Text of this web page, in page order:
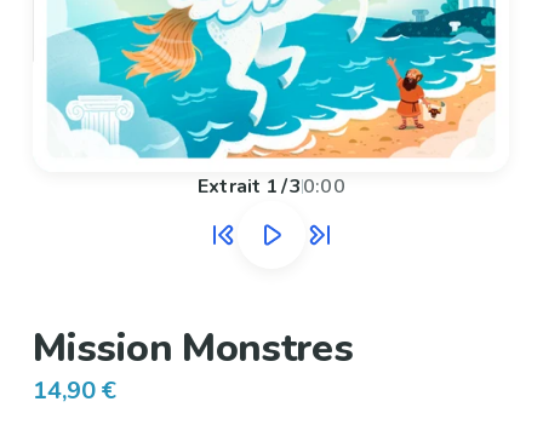
Extrait 1/30:00
Mission Monstres
14,90 €